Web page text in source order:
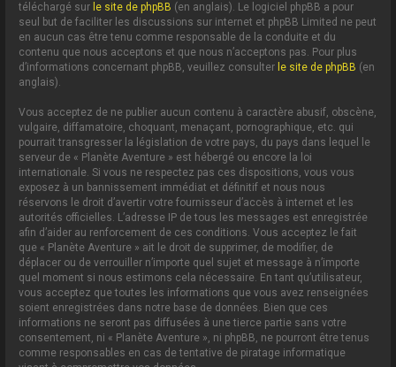
téléchargé sur le site de phpBB (en anglais). Le logiciel phpBB a pour
seul but de faciliter les discussions sur internet et phpBB Limited ne peut
en aucun cas être tenu comme responsable de la conduite et du
contenu que nous acceptons et que nous n’acceptons pas. Pour plus
d’informations concernant phpBB, veuillez consulter le site de phpBB (en
anglais).
Vous acceptez de ne publier aucun contenu à caractère abusif, obscène,
vulgaire, diffamatoire, choquant, menaçant, pornographique, etc. qui
pourrait transgresser la législation de votre pays, du pays dans lequel le
serveur de « Planète Aventure » est hébergé ou encore la loi
internationale. Si vous ne respectez pas ces dispositions, vous vous
exposez à un bannissement immédiat et définitif et nous nous
réservons le droit d’avertir votre fournisseur d’accès à internet et les
autorités officielles. L’adresse IP de tous les messages est enregistrée
afin d’aider au renforcement de ces conditions. Vous acceptez le fait
que « Planète Aventure » ait le droit de supprimer, de modifier, de
déplacer ou de verrouiller n’importe quel sujet et message à n’importe
quel moment si nous estimons cela nécessaire. En tant qu’utilisateur,
vous acceptez que toutes les informations que vous avez renseignées
soient enregistrées dans notre base de données. Bien que ces
informations ne seront pas diffusées à une tierce partie sans votre
consentement, ni « Planète Aventure », ni phpBB, ne pourront être tenus
comme responsables en cas de tentative de piratage informatique